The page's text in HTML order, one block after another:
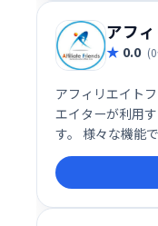
アフ
0.0
アフィリエイト
エイターが利用
す。 様々な機能
イト活動の効率
軽に始められる
活用できます。
す。